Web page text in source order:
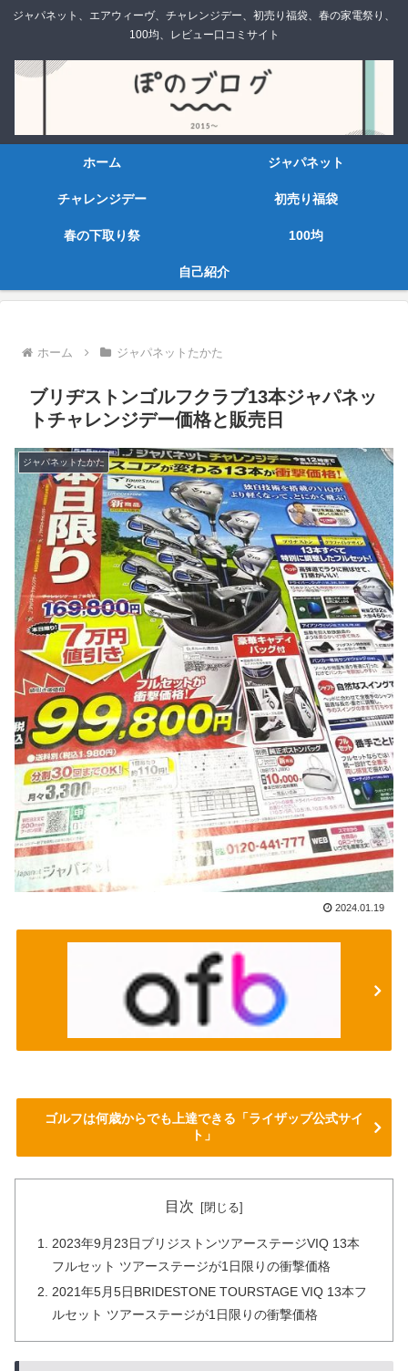
ジャパネット、エアウィーヴ、チャレンジデー、初売り福袋、春の家電祭り、
100均、レビュー口コミサイト
ホーム ジャパネット
チャレンジデー 初売り福袋
春の下取り祭 100均
自己紹介
ホーム ジャパネットたかた
ブリヂストンゴルフクラブ13本ジャパネッ
トチャレンジデー価格と販売日
ジャパネットたかた
2024.01.19
ゴルフは何歳からでも上達できる「ライザップ公式サイ
ト」
目次
2023年9月23日ブリジストンツアーステージVIQ 13本
フルセット ツアーステージが1日限りの衝撃価格
2021年5月5日BRIDESTONE TOURSTAGE VIQ 13本フ
ルセット ツアーステージが1日限りの衝撃価格